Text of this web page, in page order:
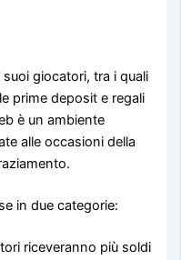
giocatori, tra i quali
prime deposit e regali
è un ambiente
alle occasioni della
in due categorie:
riceveranno più soldi